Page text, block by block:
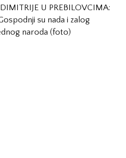
U PREBILOVCIMA:
su nada i zalog
naroda (foto)